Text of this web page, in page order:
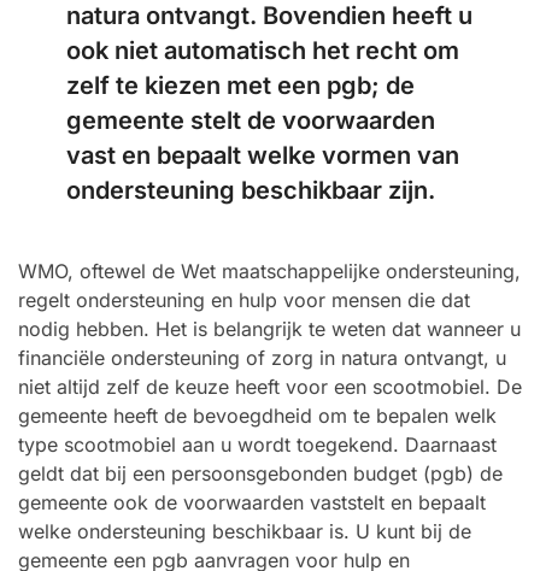
natura ontvangt. Bovendien heeft u
ook niet automatisch het recht om
zelf te kiezen met een pgb; de
gemeente stelt de voorwaarden
vast en bepaalt welke vormen van
ondersteuning beschikbaar zijn.
WMO, oftewel de Wet maatschappelijke ondersteuning,
regelt ondersteuning en hulp voor mensen die dat
nodig hebben. Het is belangrijk te weten dat wanneer u
financiële ondersteuning of zorg in natura ontvangt, u
niet altijd zelf de keuze heeft voor een scootmobiel. De
gemeente heeft de bevoegdheid om te bepalen welk
type scootmobiel aan u wordt toegekend. Daarnaast
geldt dat bij een persoonsgebonden budget (pgb) de
gemeente ook de voorwaarden vaststelt en bepaalt
welke ondersteuning beschikbaar is. U kunt bij de
gemeente een pgb aanvragen voor hulp en